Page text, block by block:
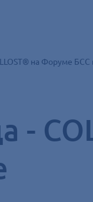
на Форуме БСС
-